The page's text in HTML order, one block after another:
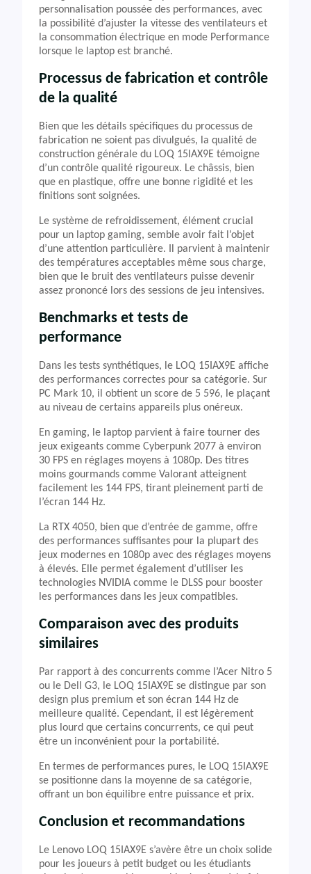
personnalisation poussée des performances, avec
la possibilité d’ajuster la vitesse des ventilateurs et
la consommation électrique en mode Performance
lorsque le laptop est branché.
Processus de fabrication et contrôle
de la qualité
Bien que les détails spécifiques du processus de
fabrication ne soient pas divulgués, la qualité de
construction générale du LOQ 15IAX9E témoigne
d’un contrôle qualité rigoureux. Le châssis, bien
que en plastique, offre une bonne rigidité et les
finitions sont soignées.
Le système de refroidissement, élément crucial
pour un laptop gaming, semble avoir fait l’objet
d’une attention particulière. Il parvient à maintenir
des températures acceptables même sous charge,
bien que le bruit des ventilateurs puisse devenir
assez prononcé lors des sessions de jeu intensives.
Benchmarks et tests de
performance
Dans les tests synthétiques, le LOQ 15IAX9E affiche
des performances correctes pour sa catégorie. Sur
PC Mark 10, il obtient un score de 5 596, le plaçant
au niveau de certains appareils plus onéreux.
En gaming, le laptop parvient à faire tourner des
jeux exigeants comme Cyberpunk 2077 à environ
30 FPS en réglages moyens à 1080p. Des titres
moins gourmands comme Valorant atteignent
facilement les 144 FPS, tirant pleinement parti de
l’écran 144 Hz.
La RTX 4050, bien que d’entrée de gamme, offre
des performances suffisantes pour la plupart des
jeux modernes en 1080p avec des réglages moyens
à élevés. Elle permet également d’utiliser les
technologies NVIDIA comme le DLSS pour booster
les performances dans les jeux compatibles.
Comparaison avec des produits
similaires
Par rapport à des concurrents comme l’Acer Nitro 5
ou le Dell G3, le LOQ 15IAX9E se distingue par son
design plus premium et son écran 144 Hz de
meilleure qualité. Cependant, il est légèrement
plus lourd que certains concurrents, ce qui peut
être un inconvénient pour la portabilité.
En termes de performances pures, le LOQ 15IAX9E
se positionne dans la moyenne de sa catégorie,
offrant un bon équilibre entre puissance et prix.
Conclusion et recommandations
Le Lenovo LOQ 15IAX9E s’avère être un choix solide
pour les joueurs à petit budget ou les étudiants